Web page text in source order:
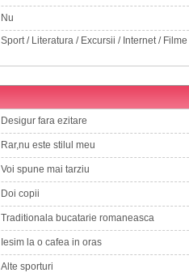
Nu
Sport / Literatura / Excursii / Internet /
Desigur fara ezitare
Rar,nu este stilul meu
Voi spune mai tarziu
Doi copii
Traditionala bucatarie romaneasca
Iesim la o cafea in oras
Alte sporturi